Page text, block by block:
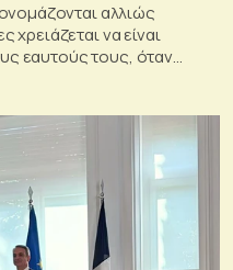
αλλιώς
να είναι
εαυτούς τους, όταν